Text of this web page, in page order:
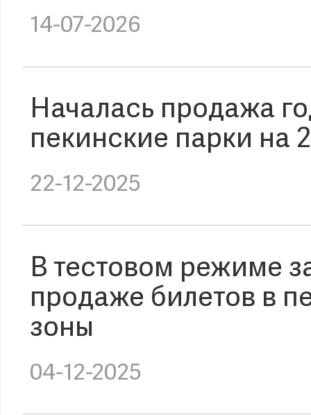
14-07-2026
Началась продажа
пекинские парки на
22-12-2025
В тестовом режиме
продаже билетов в
зоны
04-12-2025